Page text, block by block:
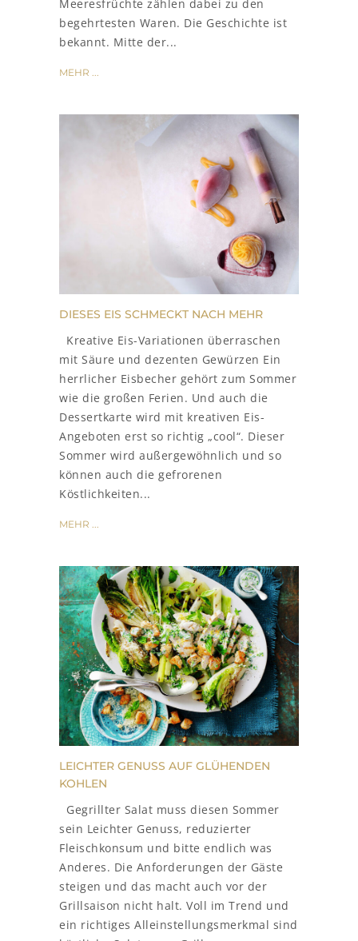
Meeresfrüchte zählen dabei zu den
begehrtesten Waren. Die Geschichte ist
bekannt. Mitte der...
MEHR ...
DIESES EIS SCHMECKT NACH MEHR
Kreative Eis-Variationen überraschen
mit Säure und dezenten Gewürzen Ein
herrlicher Eisbecher gehört zum Sommer
wie die großen Ferien. Und auch die
Dessertkarte wird mit kreativen Eis-
Angeboten erst so richtig „cool“. Dieser
Sommer wird außergewöhnlich und so
können auch die gefrorenen
Köstlichkeiten...
MEHR ...
LEICHTER GENUSS AUF GLÜHENDEN
KOHLEN
Gegrillter Salat muss diesen Sommer
sein Leichter Genuss, reduzierter
Fleischkonsum und bitte endlich was
Anderes. Die Anforderungen der Gäste
steigen und das macht auch vor der
Grillsaison nicht halt. Voll im Trend und
ein richtiges Alleinstellungsmerkmal sind